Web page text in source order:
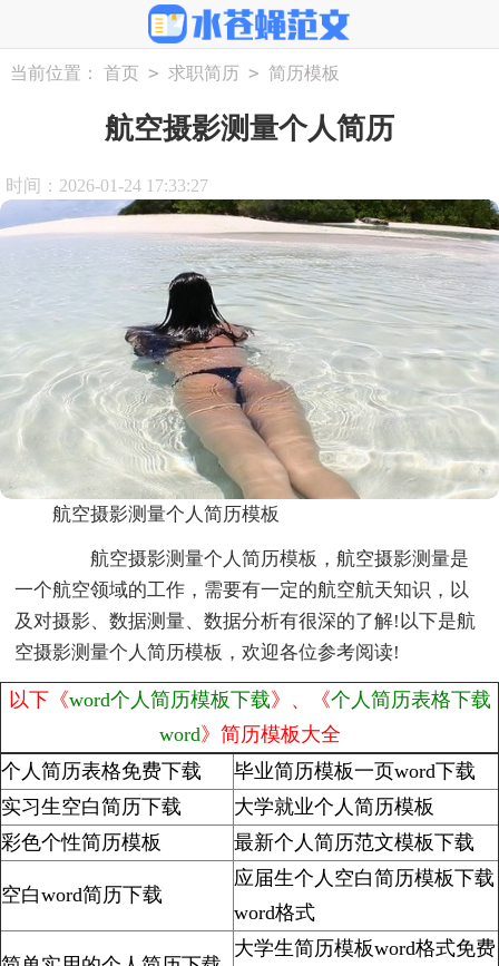
当前位置： 首页 > 求职简历 > 简历模板
航空摄影测量个人简历
时间：2026-01-24 17:33:27
航空摄影测量个人简历模板
航空摄影测量个人简历模板，航空摄影测量是
一个航空领域的工作，需要有一定的航空航天知识，以
及对摄影、数据测量、数据分析有很深的了解!以下是航
空摄影测量个人简历模板，欢迎各位参考阅读!
以下《word个人简历模板下载》、《个人简历表格下载
word》简历模板大全
个人简历表格免费下载
毕业简历模板一页word下载
实习生空白简历下载
大学就业个人简历模板
彩色个性简历模板
最新个人简历范文模板下载
空白word简历下载
应届生个人空白简历模板下载
word格式
大学生简历模板word格式免费